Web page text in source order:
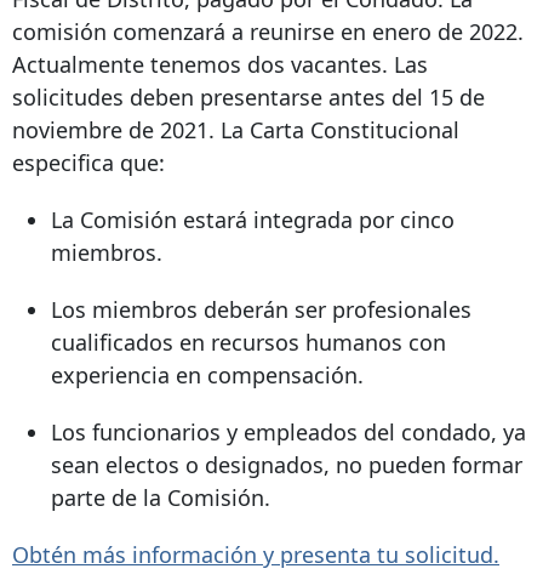
comisión comenzará a reunirse en enero de 2022.
Actualmente tenemos dos vacantes. Las
solicitudes deben presentarse antes del 15 de
noviembre de 2021. La Carta Constitucional
especifica que:
La Comisión estará integrada por cinco
miembros.
Los miembros deberán ser profesionales
cualificados en recursos humanos con
experiencia en compensación.
Los funcionarios y empleados del condado, ya
sean electos o designados, no pueden formar
parte de la Comisión.
Obtén más información y presenta tu solicitud.